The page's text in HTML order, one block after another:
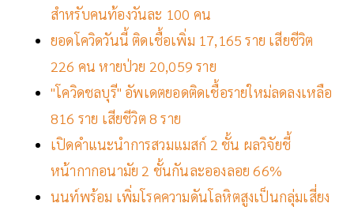
สำหรับคนท้องวันละ 100 คน
ยอดโควิดวันนี้ ติดเชื้อเพิ่ม 17,165 ราย เสียชีวิต
226 คน หายป่วย 20,059 ราย
"โควิดชลบุรี" อัพเดตยอดติดเชื้อรายใหม่ลดลงเหลือ
816 ราย เสียชีวิต 8 ราย
เปิดคำแนะนำการสวมแมสก์ 2 ชั้น ผลวิจัยชี้
หน้ากากอนามัย 2 ชั้นกันละอองลอย 66%
นนท์พร้อม เพิ่มโรคความดันโลหิตสูงเป็นกลุ่มเสี่ยง